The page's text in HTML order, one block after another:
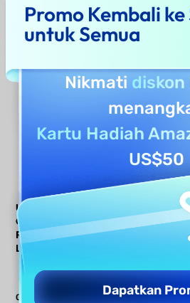
Akurasi Lebih Tinggi & Sedikit
mengurangi kesalahan tata bahasa/
canggung, sehingga pengguna
UPDF AI vs
Generator Surat
Rekomendasi AI
Lainnya
Generator
Surat
Gratis
Promo Kembali ke
untuk Semua
Nikmati diskon
Kartu Hadiah
US$50
Dapatkan